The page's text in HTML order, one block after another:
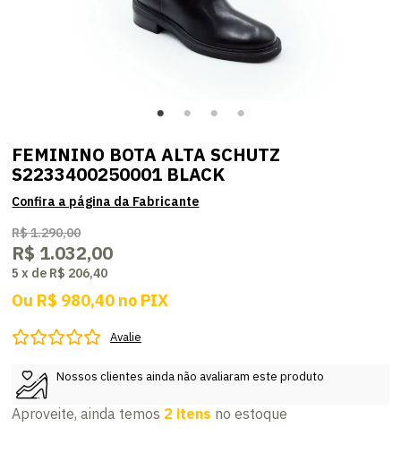
FEMININO BOTA ALTA SCHUTZ
S2233400250001 BLACK
R$ 1.290,00
R$ 1.032,00
5 x de R$ 206,40
Ou R$ 980,40 no PIX
Avalie
Nossos clientes ainda não avaliaram este produto
Aproveite, ainda temos 2 itens no estoque